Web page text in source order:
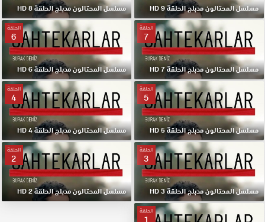
مسلسل المحتالون مدبلج الحلقة 9 HD مسلسل المحتالون مدبلج الحلقة 8 HD
الحلقة
7
مسلسل المحتالون مدبلج الحلقة 7 HD
الحلقة
6
مسلسل المحتالون مدبلج الحلقة 6 HD
الحلقة
5
مسلسل المحتالون مدبلج الحلقة 5 HD
الحلقة
4
مسلسل المحتالون مدبلج الحلقة 4 HD
الحلقة
3
مسلسل المحتالون مدبلج الحلقة 3 HD
الحلقة
2
مسلسل المحتالون مدبلج الحلقة 2 HD
الحلقة